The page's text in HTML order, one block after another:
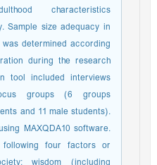
characteristics
Sample size adequacy in
determined according
during the research
tool included interviews
groups (6 groups
and 11 male students).
MAXQDA10 software.
following four factors or